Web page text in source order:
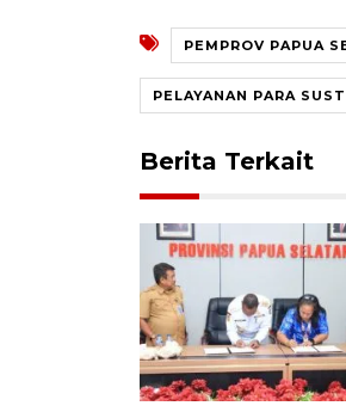
PEMPROV PAPUA
PELAYANAN PARA
Berita Terkait